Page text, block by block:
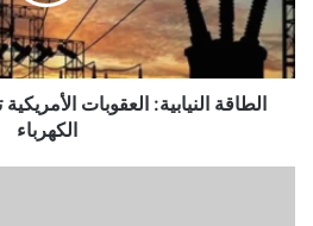
ساعات
الكهرباء
الطاقة النيابية: العقوبات
الكهرباء